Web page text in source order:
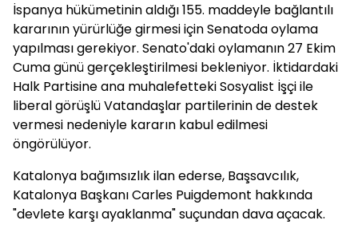
İspanya hükümetinin aldığı 155. maddeyle bağlantılı
kararının yürürlüğe girmesi için Senatoda oylama
yapılması gerekiyor. Senato'daki oylamanın 27 Ekim
Cuma günü gerçekleştirilmesi bekleniyor. İktidardaki
Halk Partisine ana muhalefetteki Sosyalist İşçi ile
liberal görüşlü Vatandaşlar partilerinin de destek
vermesi nedeniyle kararın kabul edilmesi
öngörülüyor.
Katalonya bağımsızlık ilan ederse, Başsavcılık,
Katalonya Başkanı Carles Puigdemont hakkında
"devlete karşı ayaklanma" suçundan dava açacak.